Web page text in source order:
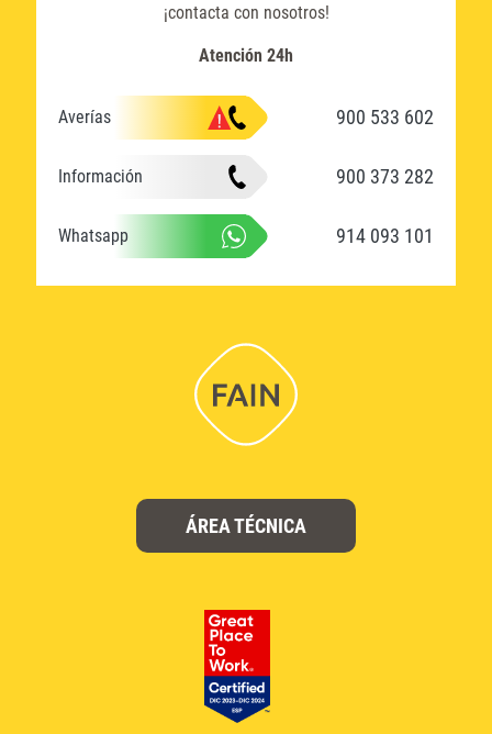
¡contacta con nosotros!
Atención 24h
Averías 900 533 602
Información 900 373 282
Whatsapp 914 093 101
ÁREA TÉCNICA